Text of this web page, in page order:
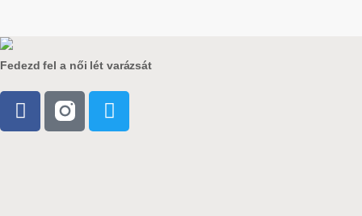
Fedezd fel a női lét varázsát